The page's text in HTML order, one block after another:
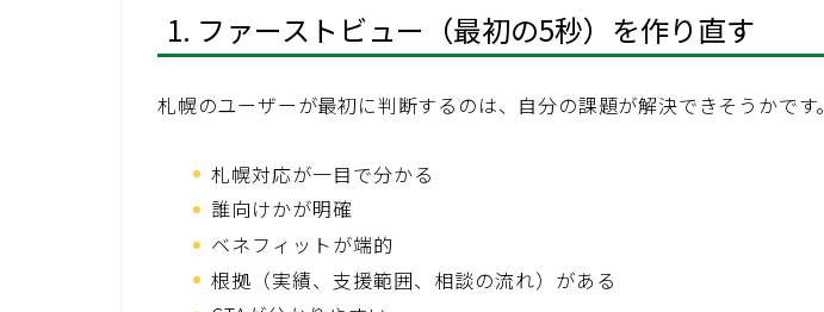
1. ファーストビュー（最初の5秒）を作り直す
札幌のユーザーが最初に判断するのは、自分の課題が解決できそうかです。
札幌対応が一目で分かる
誰向けかが明確
ベネフィットが端的
根拠（実績、支援範囲、相談の流れ）がある